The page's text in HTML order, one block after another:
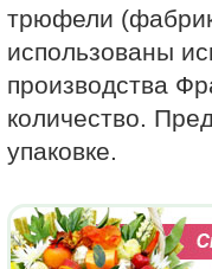
трюфели
использованы
производства
количество.
упаковке.